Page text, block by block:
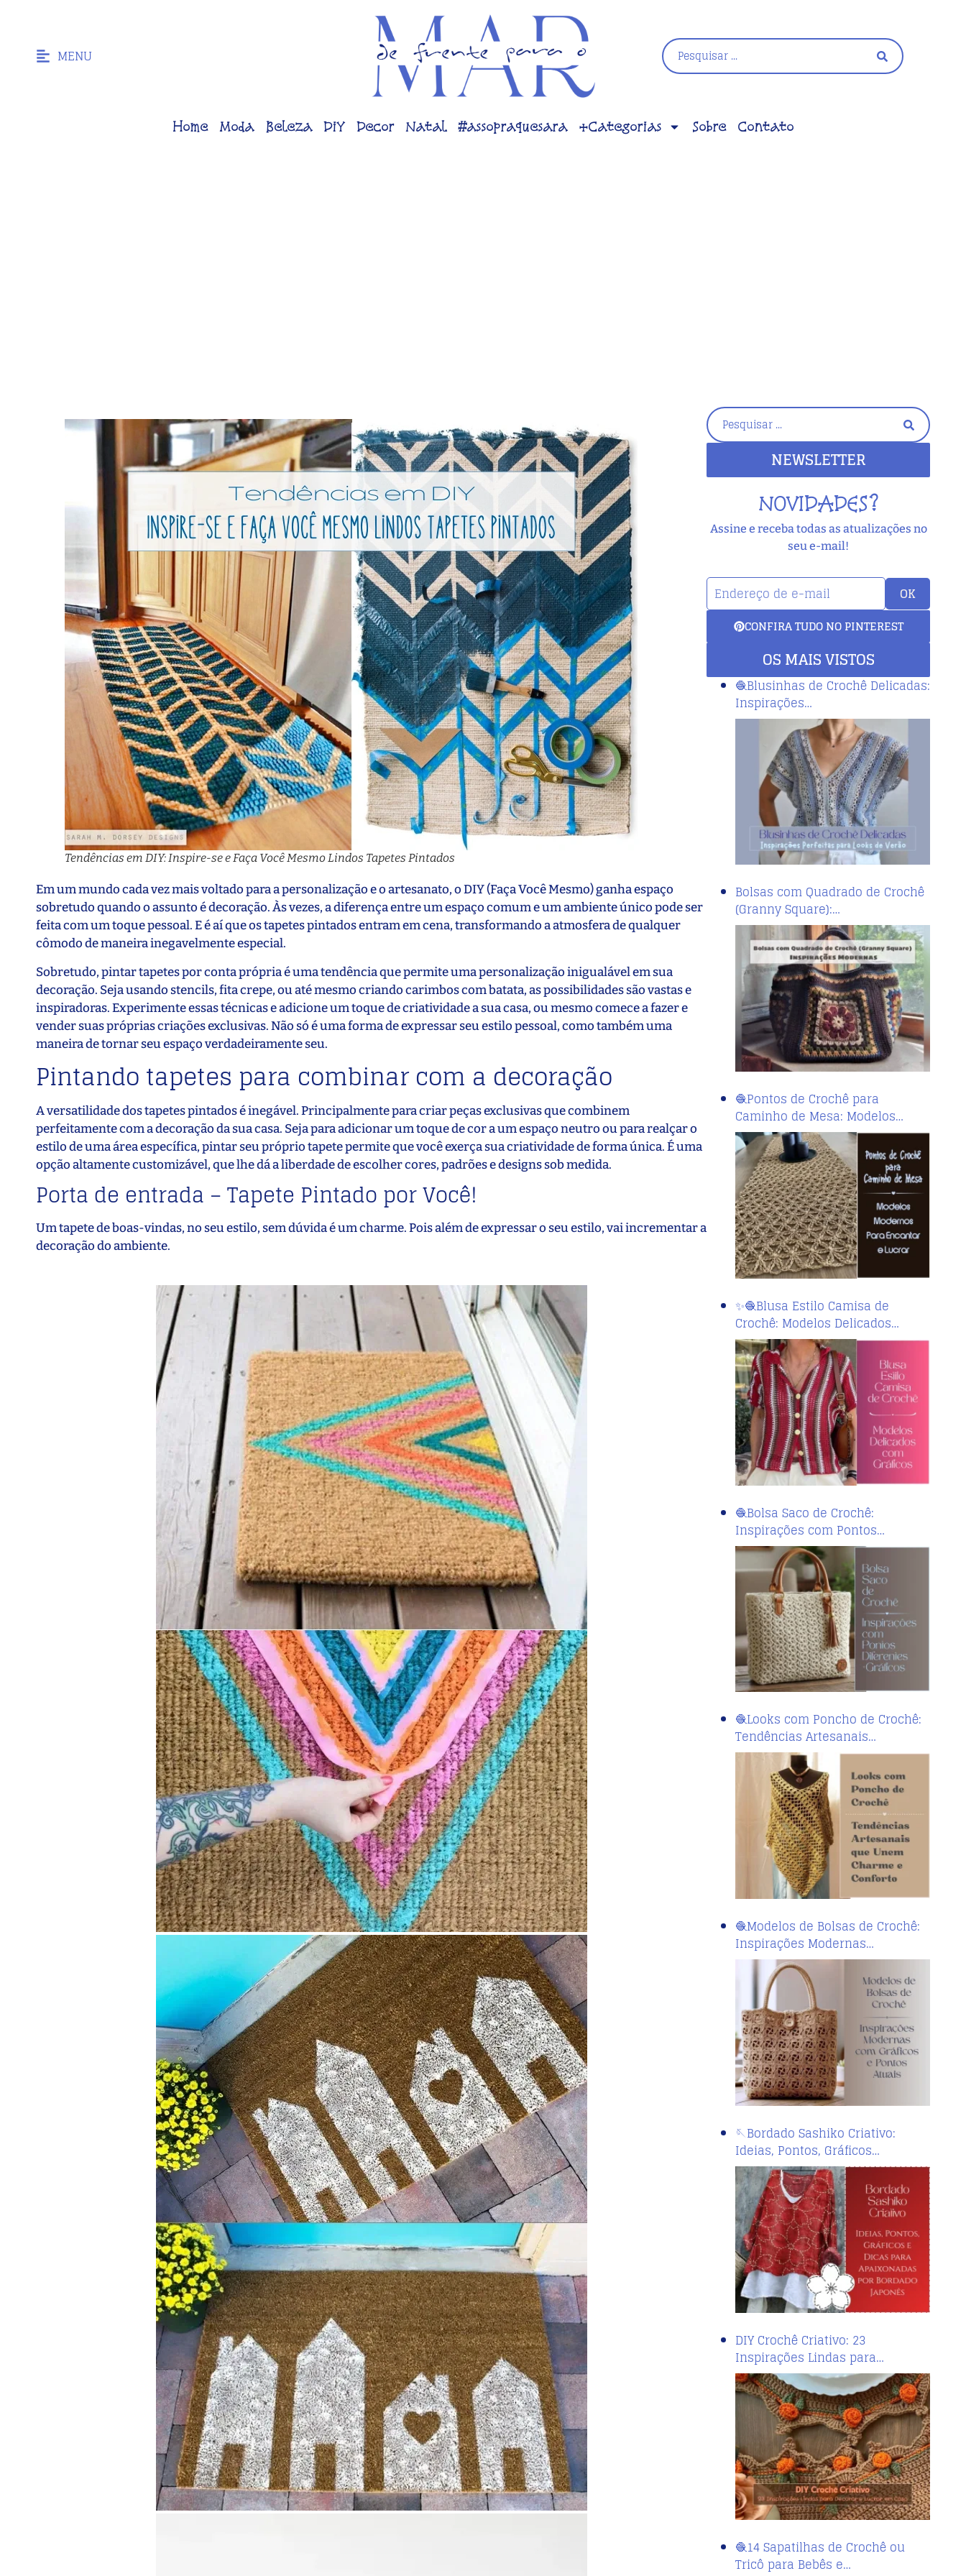
MENU
Home Moda Beleza DiY Decor Natal #assopraquesara +Categorias Sobre Contato
Tendências em DIY: Inspire-se e Faça Você Mesmo Lindos Tapetes Pintados
Em um mundo cada vez mais voltado para a personalização e o artesanato, o DIY (Faça Você Mesmo) ganha espaço
sobretudo quando o assunto é decoração. Às vezes, a diferença entre um espaço comum e um ambiente único pode ser
feita com um toque pessoal. E é aí que os tapetes pintados entram em cena, transformando a atmosfera de qualquer
cômodo de maneira inegavelmente especial.
Sobretudo, pintar tapetes por conta própria é uma tendência que permite uma personalização inigualável em sua
decoração. Seja usando stencils, fita crepe, ou até mesmo criando carimbos com batata, as possibilidades são vastas e
inspiradoras. Experimente essas técnicas e adicione um toque de criatividade a sua casa, ou mesmo comece a fazer e
vender suas próprias criações exclusivas. Não só é uma forma de expressar seu estilo pessoal, como também uma
maneira de tornar seu espaço verdadeiramente seu.
Pintando tapetes para combinar com a decoração
A versatilidade dos tapetes pintados é inegável. Principalmente para criar peças exclusivas que combinem
perfeitamente com a decoração da sua casa. Seja para adicionar um toque de cor a um espaço neutro ou para realçar o
estilo de uma área específica, pintar seu próprio tapete permite que você exerça sua criatividade de forma única. É uma
opção altamente customizável, que lhe dá a liberdade de escolher cores, padrões e designs sob medida.
Porta de entrada – Tapete Pintado por Você!
Um tapete de boas-vindas, no seu estilo, sem dúvida é um charme. Pois além de expressar o seu estilo, vai incrementar a
decoração do ambiente.
NEWSLETTER
NOVIDADES?
Assine e receba todas as atualizações no
seu e-mail!
OK
CONFIRA TUDO NO PINTEREST
OS MAIS VISTOS
🧶Blusinhas de Crochê Delicadas:
Inspirações…
Bolsas com Quadrado de Crochê
(Granny Square):…
🧶Pontos de Crochê para
Caminho de Mesa: Modelos…
✨🧶Blusa Estilo Camisa de
Crochê: Modelos Delicados…
🧶Bolsa Saco de Crochê:
Inspirações com Pontos…
🧶Looks com Poncho de Crochê:
Tendências Artesanais…
🧶Modelos de Bolsas de Crochê:
Inspirações Modernas…
🪡Bordado Sashiko Criativo:
Ideias, Pontos, Gráficos…
DIY Crochê Criativo: 23
Inspirações Lindas para…
🧶14 Sapatilhas de Crochê ou
Tricô para Bebês e…